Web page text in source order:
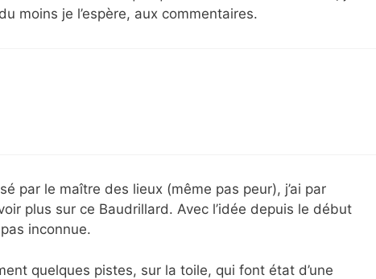
moins je l’espère, aux commentaires.
par le maître des lieux (même pas peur), j’ai par
plus sur ce Baudrillard. Avec l’idée depuis le début
inconnue.
quelques pistes, sur la toile, qui font état d’une